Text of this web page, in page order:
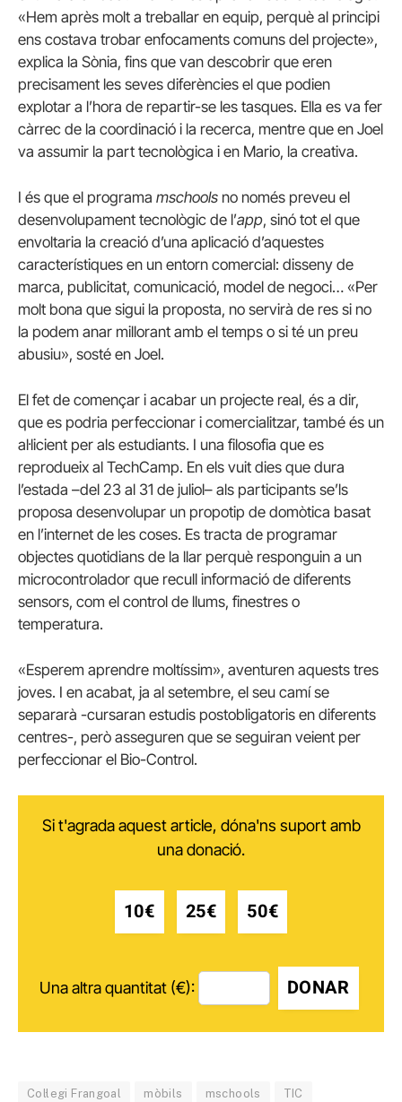
«Hem après molt a treballar en equip, perquè al principi
ens costava trobar enfocaments comuns del projecte»,
explica la Sònia, fins que van descobrir que eren
precisament les seves diferències el que podien
explotar a l’hora de repartir-se les tasques. Ella es va fer
càrrec de la coordinació i la recerca, mentre que en Joel
va assumir la part tecnològica i en Mario, la creativa.
I és que el programa mschools no només preveu el
desenvolupament tecnològic de l’app, sinó tot el que
envoltaria la creació d’una aplicació d’aquestes
característiques en un entorn comercial: disseny de
marca, publicitat, comunicació, model de negoci… «Per
molt bona que sigui la proposta, no servirà de res si no
la podem anar millorant amb el temps o si té un preu
abusiu», sosté en Joel.
El fet de començar i acabar un projecte real, és a dir,
que es podria perfeccionar i comercialitzar, també és un
al·licient per als estudiants. I una filosofia que es
reprodueix al TechCamp. En els vuit dies que dura
l’estada –del 23 al 31 de juliol– als participants se’ls
proposa desenvolupar un propotip de domòtica basat
en l’internet de les coses. Es tracta de programar
objectes quotidians de la llar perquè responguin a un
microcontrolador que recull informació de diferents
sensors, com el control de llums, finestres o
temperatura.
«Esperem aprendre moltíssim», aventuren aquests tres
joves. I en acabat, ja al setembre, el seu camí se
separarà -cursaran estudis postobligatoris en diferents
centres-, però asseguren que se seguiran veient per
perfeccionar el Bio-Control.
Si t'agrada aquest article, dóna'ns suport amb
una donació.
10€ 25€ 50€
Una altra quantitat (€): DONAR
Col·legi Frangoal mòbils mschools TIC